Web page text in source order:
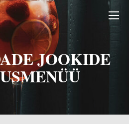
JOOKIDE